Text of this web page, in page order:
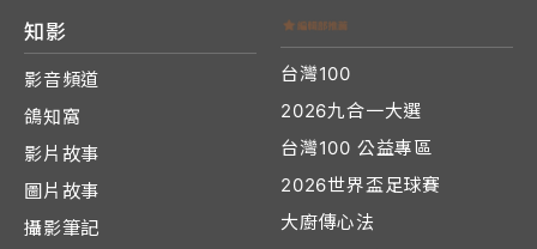
知影
影音頻道
鴿知窩
影片故事
圖片故事
攝影筆記
台灣100
2026九合一大選
台灣100 公益專區
2026世界盃足球賽
大廚傳心法